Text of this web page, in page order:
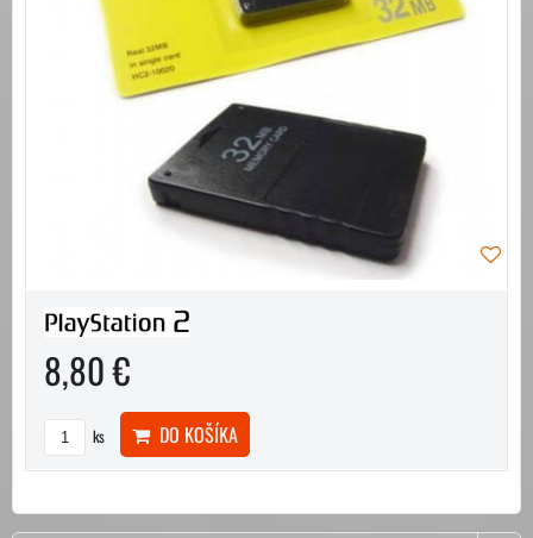
8,80 €
ks DO KOŠÍKA